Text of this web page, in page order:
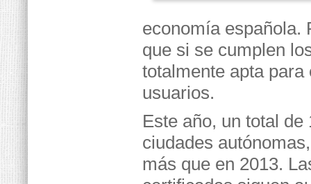
economía española.
que si se cumplen
totalmente apta
usuarios.
Este año, un total
ciudades
más que en 2013.